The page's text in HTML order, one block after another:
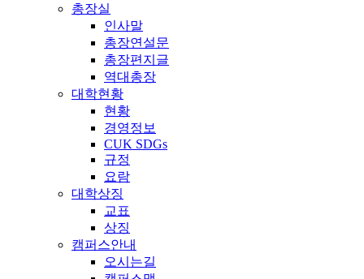
총장실
인사말
총장연설문
총장편지글
역대총장
대학현황
현황
경영정보
CUK SDGs
규정
요람
대학상징
교표
상징
캠퍼스안내
오시는길